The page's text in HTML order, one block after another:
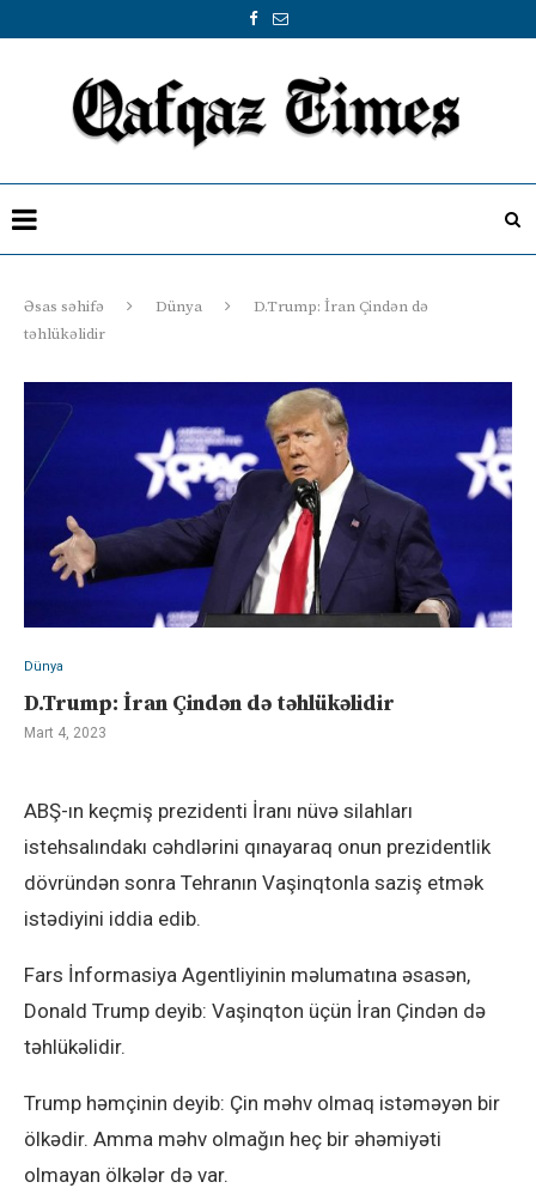
Əsas səhifə Dünya
D.Trump: İran Çindən də
təhlükəlidir
Dünya
D.Trump: İran Çindən də təhlükəlidir
Mart 4, 2023
ABŞ-ın keçmiş prezidenti İranı nüvə silahları
istehsalındakı cəhdlərini qınayaraq onun prezidentlik
dövründən sonra Tehranın Vaşinqtonla saziş etmək
istədiyini iddia edib.
Fars İnformasiya Agentliyinin məlumatına əsasən,
Donald Trump deyib: Vaşinqton üçün İran Çindən də
təhlükəlidir.
Trump həmçinin deyib: Çin məhv olmaq istəməyən bir
ölkədir. Amma məhv olmağın heç bir əhəmiyəti
olmayan ölkələr də var.